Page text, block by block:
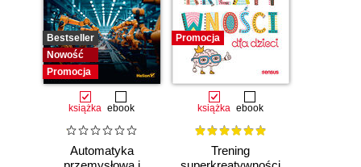
Bestseller
Nowość
Promocja
książka ebook
Automatyka
Promocja
książka ebook
Trening